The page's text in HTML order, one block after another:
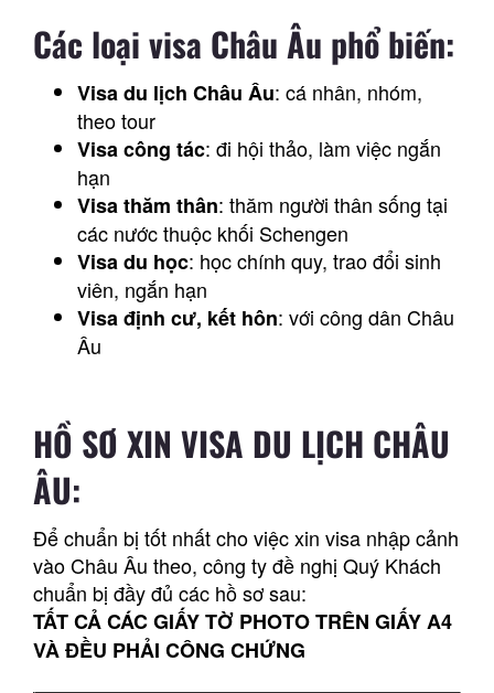
Các loại visa Châu Âu phổ biến:
Visa du lịch Châu Âu: cá nhân, nhóm,
theo tour
Visa công tác: đi hội thảo, làm việc ngắn
hạn
Visa thăm thân: thăm người thân sống tại
các nước thuộc khối Schengen
Visa du học: học chính quy, trao đổi sinh
viên, ngắn hạn
Visa định cư, kết hôn: với công dân Châu
Âu
HỒ SƠ XIN VISA DU LỊCH CHÂU
ÂU:
Để chuẩn bị tốt nhất cho việc xin visa nhập cảnh
vào Châu Âu theo, công ty đề nghị Quý Khách
chuẩn bị đầy đủ các hồ sơ sau:
TẤT CẢ CÁC GIẤY TỜ PHOTO TRÊN GIẤY A4
VÀ ĐỀU PHẢI CÔNG CHỨNG